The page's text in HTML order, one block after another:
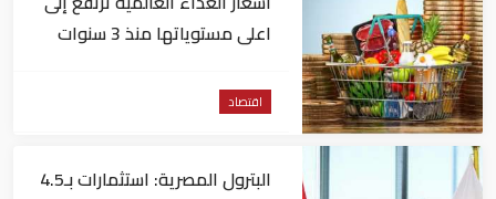
اعلى مستوياتها منذ 3 سنوات
اقتصاد
البترول المصرية: استثمارات بـ4.5